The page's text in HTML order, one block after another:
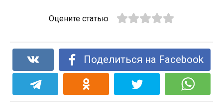
Оцените статью
Поделиться на Facebook